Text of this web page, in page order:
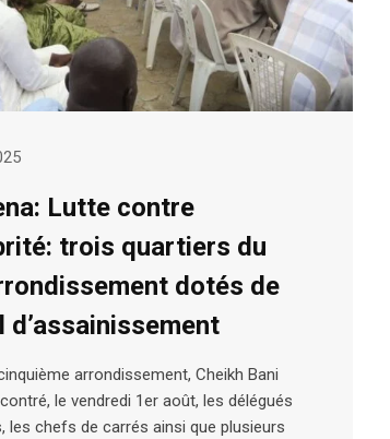
Lutte contre
trois quartiers du
dotés de
d’assainissement
arrondissement, Cheikh Bani
le vendredi 1er août, les délégués
les chefs de carrés ainsi que plusieurs